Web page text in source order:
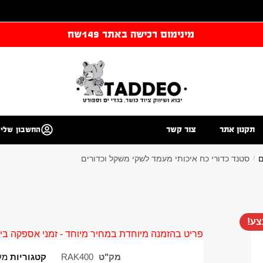
מינימום רכישה באתר 149שח
תקנון אתר צור קשר החשבון שלי
/ סטנד כדורי כח איכותי מעמד לשקי משקל וכדורים
פריט בהזמנה מיוחדת במחיר מיוחד - זמני אספקה בין 40 ל 90 ימי עסקים צור קשר
מק"ט RAK400 קטגוריות